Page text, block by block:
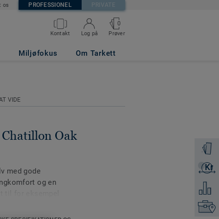
os PROFESSIONEL PRIVATE
Kontakt Log på
0
Prøver
Miljøfokus Om Tarkett
Bestil
Kr
Få et
Tilføj
VIDE
Chatillon Oak
med gode
og en
har en lav